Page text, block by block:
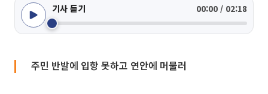
기사 듣기 00:00 / 02:18
주민 반발에 입항 못하고 연안에 머물러